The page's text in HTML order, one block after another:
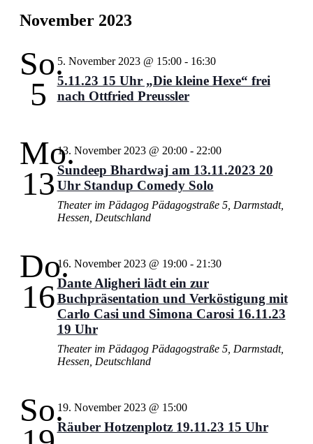
November 2023
So.
5
5. November 2023 @ 15:00- 16:30
5.11.23 15 Uhr „Die kleine Hexe“ frei
nach Ottfried Preussler
Mo.
13
13. November 2023 @ 20:00- 22:00
Sundeep Bhardwaj am 13.11.2023 20
Uhr Standup Comedy Solo
Theater im Pädagog Pädagogstraße 5, Darmstadt,
Hessen, Deutschland
Do.
16
16. November 2023 @ 19:00- 21:30
Dante Aligheri lädt ein zur
Buchpräsentation und Verköstigung mit
Carlo Casi und Simona Carosi 16.11.23
19 Uhr
Theater im Pädagog Pädagogstraße 5, Darmstadt,
Hessen, Deutschland
So.19. November 2023 @ 15:00
Räuber Hotzenplotz 19.11.23 15 Uhr